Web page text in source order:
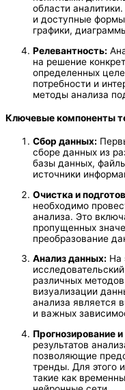
области
и доступные
графики,
Релевантность:
на решение
определенных
потребности и
методы анализа
Ключевые компоненты
Сбор данных:
сборе данных из
базы данных,
источники
Очистка и
необходимо
анализа. Это
пропущенных
преобразование
Анализ данных: На
различных
визуализации
анализа является
и важных
Прогнозирование
результатов
позволяющие
тренды. Для этого
такие как